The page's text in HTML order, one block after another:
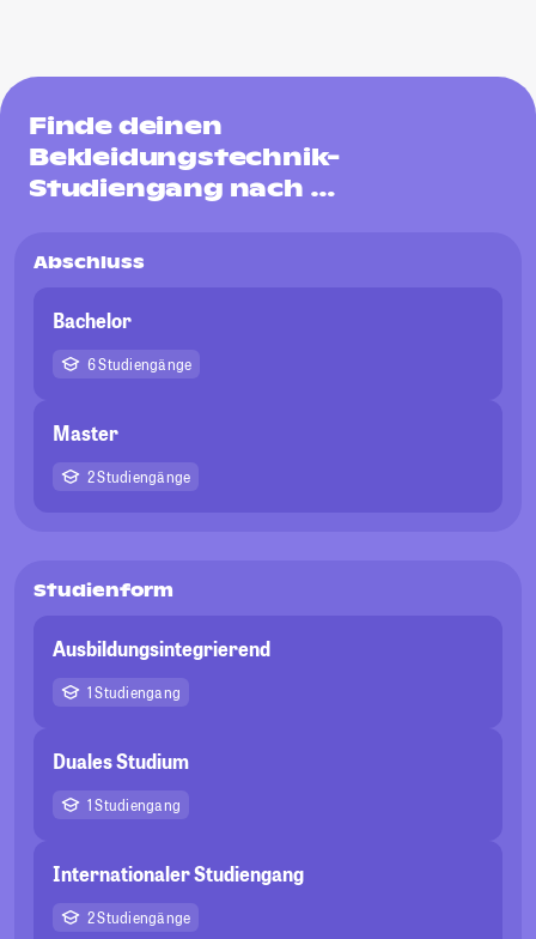
Finde deinen
Bekleidungstechnik-
Studiengang nach …
Abschluss
Bachelor
6 Studiengänge
Master
2 Studiengänge
Studienform
Ausbildungsintegrierend
1 Studiengang
Duales Studium
1 Studiengang
Internationaler Studiengang
2 Studiengänge